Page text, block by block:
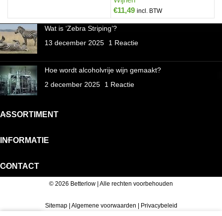
€11,49 incl. BTW
Wat is ‘Zebra Striping’?
13 december 2025
1 Reactie
Hoe wordt alcoholvrije wijn gemaakt?
2 december 2025
1 Reactie
ASSORTIMENT
INFORMATIE
CONTACT
© 2026 Betterlow | Alle rechten voorbehouden
Sitemap| Algemene voorwaarden Privacybeleid